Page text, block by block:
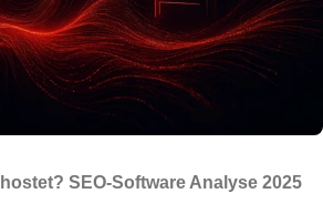
SEO-Software Analyse 2025